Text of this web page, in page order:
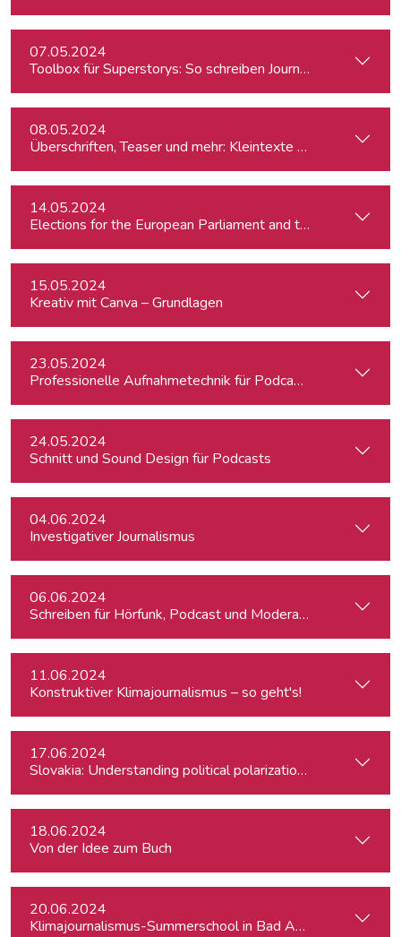
07.05.2024
Toolbox für Superstorys: So schreiben Journalist:innen
08.05.2024
Überschriften, Teaser und mehr: Kleintexte einfach besser
14.05.2024
15.05.2024
Kreativ mit Canva – Grundlagen
23.05.2024
Professionelle Aufnahmetechnik für Podcasts
24.05.2024
Schnitt und Sound Design für Podcasts
04.06.2024
Investigativer Journalismus
06.06.2024
Schreiben für Hörfunk, Podcast und Moderation
11.06.2024
Konstruktiver Klimajournalismus – so geht's!
17.06.2024
Slovakia: Understanding political polarizations and their
18.06.2024
Von der Idee zum Buch
20.06.2024
Klimajournalismus-Summerschool in Bad Aussee